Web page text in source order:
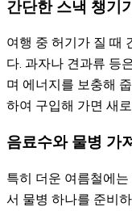
간단한 스낵 챙기기
여행 중 허기가 질 때
다. 과자나 견과류 등
며 에너지를 보충해
하여 구입해 가면 새
음료수와 물병 가
특히 더운 여름철에
서 물병 하나를 준비